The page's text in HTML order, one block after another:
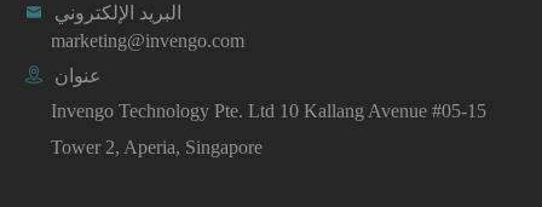

البريد الإلكتروني
marketing@invengo.com

عنوان
Invengo Technology Pte. Ltd 10 Kallang Avenue #05-15
Tower 2, Aperia, Singapore